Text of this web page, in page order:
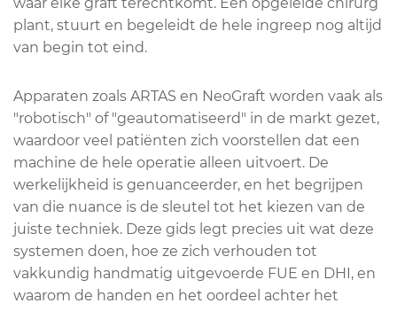
plant, stuurt en begeleidt de hele ingreep nog altijd
van begin tot eind.
Apparaten zoals ARTAS en NeoGraft worden vaak als
"robotisch" of "geautomatiseerd" in de markt gezet,
waardoor veel patiënten zich voorstellen dat een
machine de hele operatie alleen uitvoert. De
werkelijkheid is genuanceerder, en het begrijpen
van die nuance is de sleutel tot het kiezen van de
juiste techniek. Deze gids legt precies uit wat deze
systemen doen, hoe ze zich verhouden tot
vakkundig handmatig uitgevoerde FUE en DHI, en
waarom de handen en het oordeel achter het